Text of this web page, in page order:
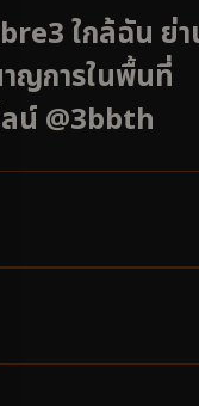
ใกล้ฉัน ย่
ญการในพื้นที่
น์ @3bbth